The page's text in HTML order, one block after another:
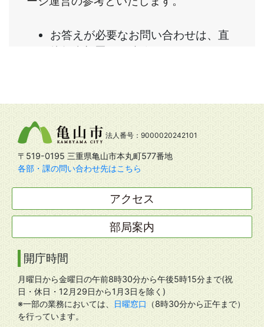
法人番号：9000020242101
〒519-0195 三重県亀山市本丸町577番地
各部・課の問い合わせ先はこちら
アクセス
部局案内
開庁時間
月曜日から金曜日の午前8時30分から午後5時15分まで(祝
日・休日・12月29日から1月3日を除く)
※一部の業務においては、
日曜窓口
（8時30分から正午まで）
を行っています。